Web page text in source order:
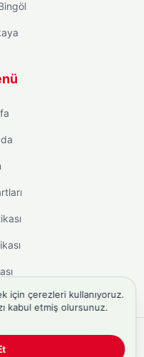
için çerezleri kullanıyoruz.
kabul etmiş olursunuz.